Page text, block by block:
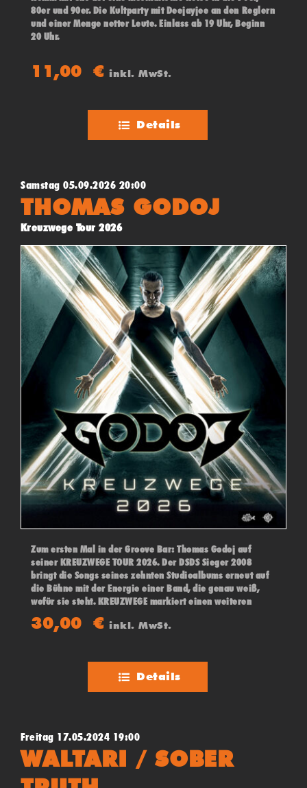
80er und 90er. Die Kultparty mit Deejayjee an den Reglern
und einer Menge netter Leute. Einlass ab 19 Uhr, Beginn
20 Uhr.
11,00€ inkl. MwSt.
Details
Samstag 05.09.2026 20:00
THOMAS GODOJ
Kreuzwege Tour 2026
Zum ersten Mal in der Groove Bar: Thomas Godoj auf
seiner KREUZWEGE TOUR 2026. Der DSDS Sieger 2008
bringt die Songs seines zehnten Studioalbums erneut auf
die Bühne mit der Energie einer Band, die genau weiß,
wofür sie steht. KREUZWEGE markiert einen weiteren
konsequenten Schritt in der künstlerischen Entwicklung
des Musikers.
30,00€ inkl. MwSt.
Details
Freitag 17.05.2024 19:00
WALTARI / SOBER